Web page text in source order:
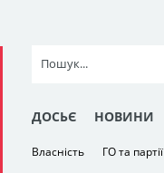
ДОСЬЄ НОВИНИ
Власність ГО та партії